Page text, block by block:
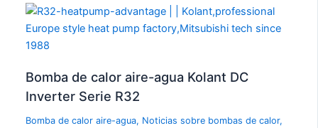
Bomba de calor aire-agua Kolant DC
Inverter Serie R32
Bomba de calor aire-agua, Noticias sobre bombas de calor,